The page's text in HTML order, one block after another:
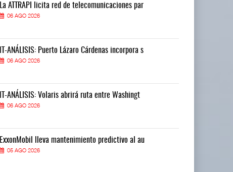
La ATTRAPI licita red de telecomunicaciones par
06 AGO 2026
IT-ANÁLISIS: Puerto Lázaro Cárdenas incorpora s
06 AGO 2026
IT-ANÁLISIS: Volaris abrirá ruta entre Washingt
06 AGO 2026
ExxonMobil lleva mantenimiento predictivo al au
05 AGO 2026